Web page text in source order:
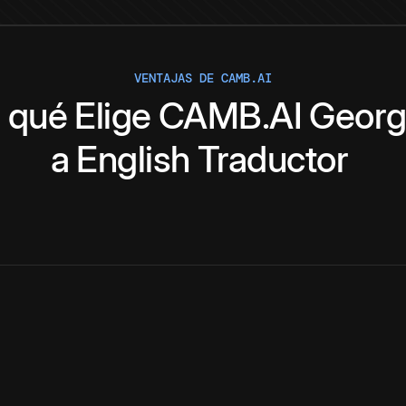
VENTAJAS DE CAMB.AI
qué Elige CAMB.AI
a English Traductor